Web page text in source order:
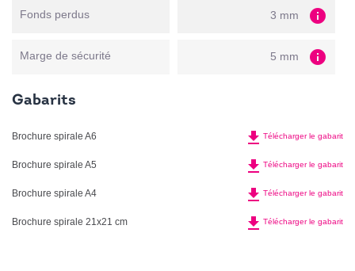
Fonds perdus 3 mm info
Marge de sécurité 5 mm info
Gabarits
Brochure spirale A6 file_download Télécharger le gabarit
Brochure spirale A5 file_download Télécharger le gabarit
Brochure spirale A4 file_download Télécharger le gabarit
Brochure spirale 21x21 cm file_download Télécharger le gabarit